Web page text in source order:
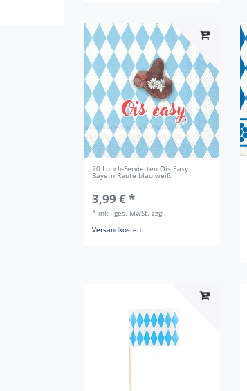
20 Lunch-Servietten Ois Easy
Bayern Raute blau weiß
3,99 € *
* inkl. ges. MwSt. zzgl.
Versandkosten